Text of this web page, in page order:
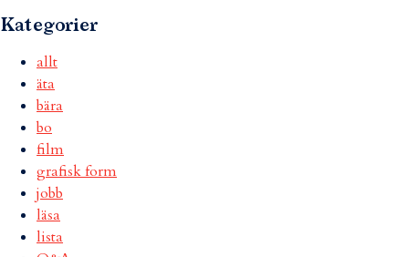
Kategorier
allt
äta
bära
bo
film
grafisk form
jobb
läsa
lista